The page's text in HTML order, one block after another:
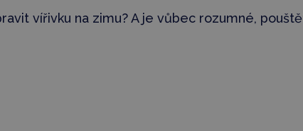
vířivku na zimu? A je vůbec rozumné,